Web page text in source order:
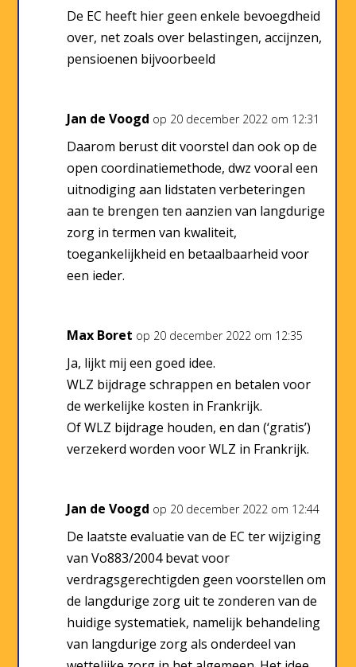
De EC heeft hier geen enkele bevoegdheid
over, net zoals over belastingen, accijnzen,
pensioenen bijvoorbeeld
Jan de Voogd op 20 december 2022 om 12:31
Daarom berust dit voorstel dan ook op de
open coordinatiemethode, dwz vooral een
uitnodiging aan lidstaten verbeteringen
aan te brengen ten aanzien van langdurige
zorg in termen van kwaliteit,
toegankelijkheid en betaalbaarheid voor
een ieder.
Max Boret op 20 december 2022 om 12:35
Ja, lijkt mij een goed idee.
WLZ bijdrage schrappen en betalen voor
de werkelijke kosten in Frankrijk.
Of WLZ bijdrage houden, en dan (‘gratis’)
verzekerd worden voor WLZ in Frankrijk.
Jan de Voogd op 20 december 2022 om 12:44
De laatste evaluatie van de EC ter wijziging
van Vo883/2004 bevat voor
verdragsgerechtigden geen voorstellen om
de langdurige zorg uit te zonderen van de
huidige systematiek, namelijk behandeling
van langdurige zorg als onderdeel van